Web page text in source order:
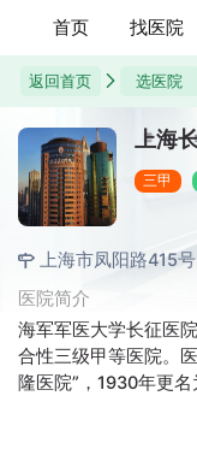
首页 找医院
返回首页 选医院
上海
三甲
上海市凤阳路415号
医院简介
海军军医大学长征医
合性三级甲等医院。
隆医院”，1930年更
命令，成立了“上海